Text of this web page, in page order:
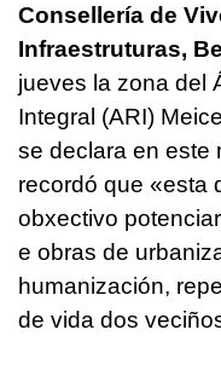
Consellería de
Infraestruturas,
jueves la zona del
Integral (ARI)
se declara en este
recordó que «esta
obxectivo
e obras de
humanización,
de vida dos